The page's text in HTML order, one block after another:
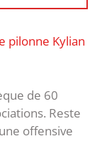
pilonne Kylian
de 60
Reste
offensive